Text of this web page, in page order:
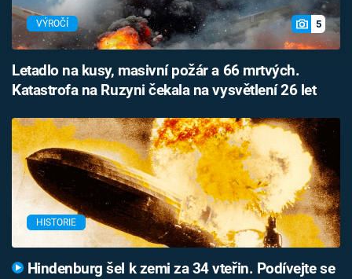
VÝROČÍ 5
Letadlo na kusy, masivní požár a 66 mrtvých.
Katastrofa na Ruzyni čekala na vysvětlení 26 let
HISTORIE
Hindenburg šel k zemi za 34 vteřin. Podívejte se